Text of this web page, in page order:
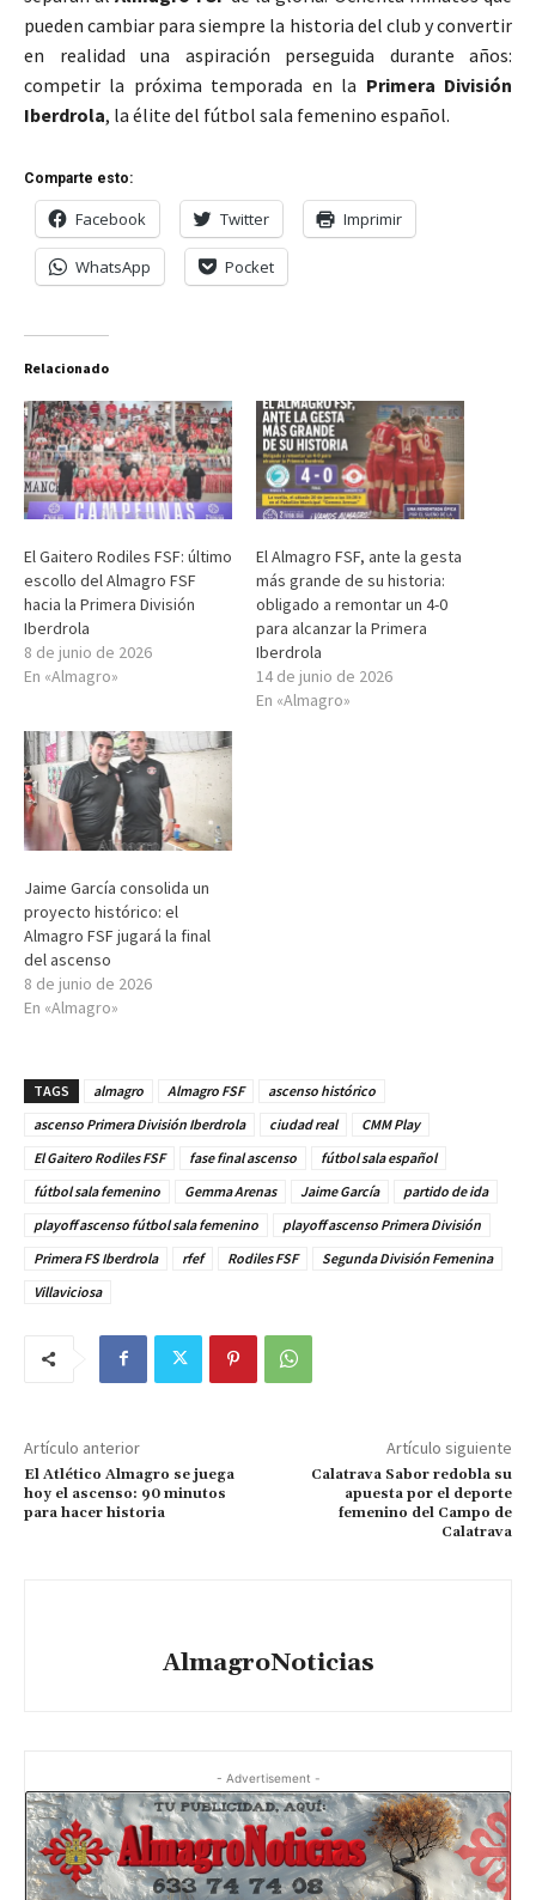
pueden cambiar para siempre la historia del club y convertir
en realidad una aspiración perseguida durante años:
competir la próxima temporada en la Primera División
Iberdrola, la élite del fútbol sala femenino español.
Comparte esto:
Facebook Twitter Imprimir
WhatsApp Pocket
Relacionado
El Gaitero Rodiles FSF: último
escollo del Almagro FSF
hacia la Primera División
Iberdrola
8 de junio de 2026
En «Almagro»
El Almagro FSF, ante la gesta
más grande de su historia:
obligado a remontar un 4-0
para alcanzar la Primera
Iberdrola
14 de junio de 2026
En «Almagro»
Jaime García consolida un
proyecto histórico: el
Almagro FSF jugará la final
del ascenso
8 de junio de 2026
En «Almagro»
TAGS almagro Almagro FSF
ascenso histórico
ascenso Primera División Iberdrola
ciudad real
CMM Play
El Gaitero Rodiles FSF
fase final ascenso
fútbol sala español
fútbol sala femenino
Gemma Arenas Jaime García
partido de ida
playoff ascenso fútbol sala femenino
playoff ascenso Primera División
Primera FS Iberdrola
rfef Rodiles FSF
Segunda División Femenina
Villaviciosa
Artículo anterior
El Atlético Almagro se juega
hoy el ascenso: 90 minutos
para hacer historia
Artículo siguiente
Calatrava Sabor redobla su
apuesta por el deporte
femenino del Campo de
Calatrava
AlmagroNoticias
- Advertisement -